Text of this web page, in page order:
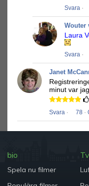
Svara ·
Wouter
Laura
Svara ·
Janet
minut var
Svara · 78 ·
bio
Spela nu filmer